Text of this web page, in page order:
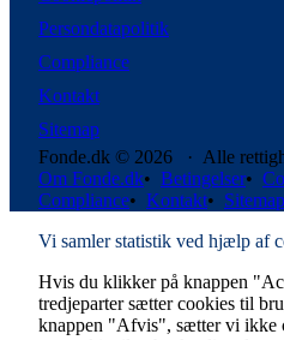
Persondatapolitik
Compliance
Kontakt
Sitemap
Fonde.dk © 2026 · Alle
Om Fonde.dk• Betingelser•
Compliance• Kontakt• Sitemap
Vi samler statistik ved hjælp af
Hvis du klikker på knappen
tredjeparter sætter cookies til
knappen "Afvis", sætter vi ikke